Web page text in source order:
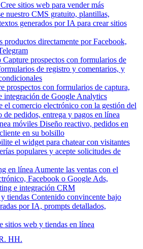
Cree sitios web para vender más
nuestro CMS gratuito, plantillas,
generados por IA para crear sitios
productos directamente por Facebook,
Capture prospectos con formularios de
de registro y comentarios, y
prospectos con formularios de captura,
integración de Google Analytics
el comercio electrónico con la gestión del
pedidos, entrega y pagos en línea
móviles Diseño reactivo, pedidos en
en su bolsillo
el widget para chatear con visitantes
populares y acepte solicitudes de
en línea Aumente las ventas con el
Facebook o Google Ads,
e integración CRM
tiendas Contenido convincente bajo
por IA, prompts detallados,
sitios web y tiendas en línea
HH.